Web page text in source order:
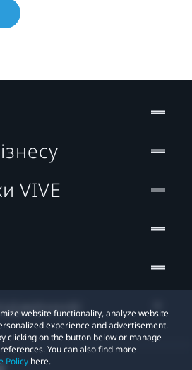
website functionality, analyze website
experience and advertisement.
clicking on the button below or manage
You can also find more
Policy here.
VIVE